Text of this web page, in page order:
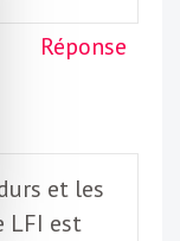
Réponse
et les
LFI est